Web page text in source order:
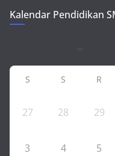
Kalendar Pendidikan
S S R
27 28 29
3 4 5